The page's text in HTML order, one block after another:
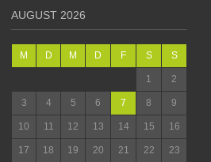
AUGUST 2026
M D M D F S S
1 2
3 4 5 6 7 8 9
10 11 12 13 14 15 16
17 18 19 20 21 22 23